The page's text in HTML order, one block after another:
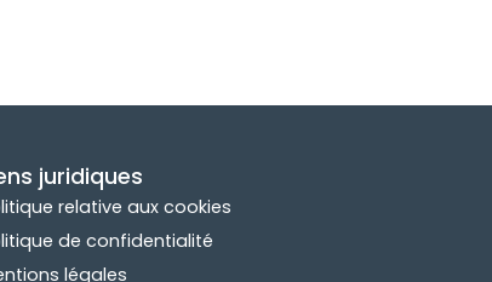
juridiques
relative aux cookies
de confidentialité
légales